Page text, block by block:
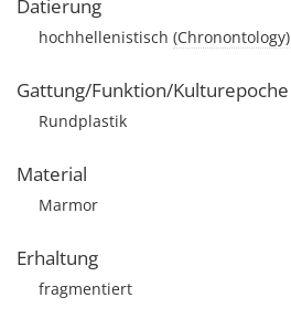
Datierung
hochhellenistisch (Chronontology)
Gattung/Funktion/Kulturepoche
Rundplastik
Material
Marmor
Erhaltung
fragmentiert